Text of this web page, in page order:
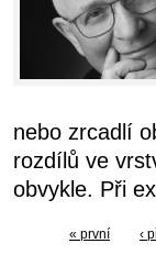
nebo zrcadlí
rozdílů ve
obvykle. Při
« první ‹